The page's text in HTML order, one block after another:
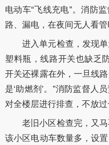
电动车“飞线充电”。消防
路、漏电，在夜间无人看管
进入单元检查，发现
塑料瓶，线路开关也缺乏
开关还裸露在外，一旦线
是‘助燃剂’。”消防监督人
对全楼层进行排查，不放过
老旧小区检查完，又
该小区电动车数量多，设